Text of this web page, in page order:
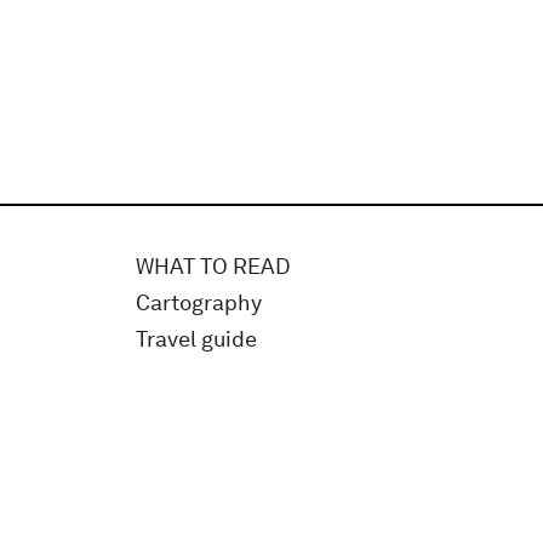
WHAT TO READ
Cartography
Travel guide